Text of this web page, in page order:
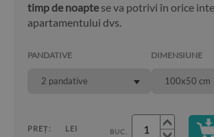
timp de noaptese va potrivi în orice
apartamentului dvs.
PANDATIVE
2 pandative
DIMENSIUNE
100x50 cm
PREȚ: LEI BUC.